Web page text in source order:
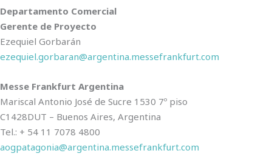
Departamento Comercial
Gerente de Proyecto
Ezequiel Gorbarán
ezequiel.gorbaran@argentina.messefrankfurt.com
Messe Frankfurt Argentina
Mariscal Antonio José de Sucre 1530 7º piso
C1428DUT – Buenos Aires, Argentina
Tel.: + 54 11 7078 4800
aogpatagonia@argentina.messefrankfurt.com